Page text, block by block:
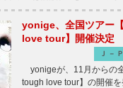
yonige、全国ツアー
love tour】開催決定
Ｊ－
yonigeが、11月からの
tough love tour】の開催